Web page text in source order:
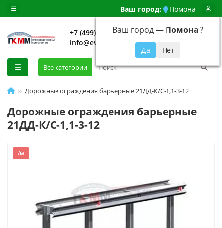
Ваш город: Помона
Ваш город — Помона?
+7 (499) 648-92-94
info@evroshtaketnikmoskva.ru
Все категории
Дорожные ограждения барьерные 21ДД-К/С-1,1-3-12
Дорожные ограждения барьерные
21ДД-К/С-1,1-3-12
/м